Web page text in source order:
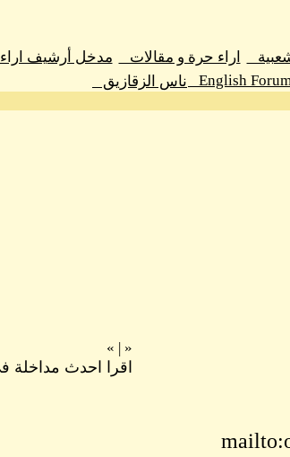
اراء حرة و مقالات
مدخل أرشيف
English
ناس الزقازيق
«
|
»
اقرا احدث مداخلة